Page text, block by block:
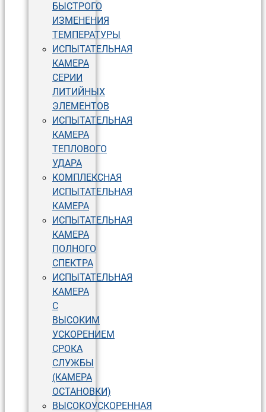
БЫСТРОГО
ИЗМЕНЕНИЯ
ТЕМПЕРАТУРЫ
ИСПЫТАТЕЛЬНАЯ
КАМЕРА
СЕРИИ
ЛИТИЙНЫХ
ЭЛЕМЕНТОВ
ИСПЫТАТЕЛЬНАЯ
КАМЕРА
ТЕПЛОВОГО
УДАРА
КОМПЛЕКСНАЯ
ИСПЫТАТЕЛЬНАЯ
КАМЕРА
ИСПЫТАТЕЛЬНАЯ
КАМЕРА
ПОЛНОГО
СПЕКТРА
ИСПЫТАТЕЛЬНАЯ
КАМЕРА
С
ВЫСОКИМ
УСКОРЕНИЕМ
СРОКА
СЛУЖБЫ
(КАМЕРА
ОСТАНОВКИ)
ВЫСОКОУСКОРЕННАЯ